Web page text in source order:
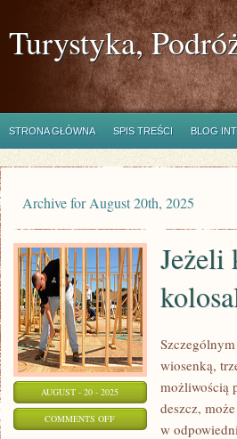
Turystyka,
STRONA GŁÓWNA SPIS TREŚCI BLOG
Archive for August 20th, 2025
AUGUST - 20 - 2025
COMMENTS OFFON
Jeżeli
wiosenką,
możliwością
deszcz,
w